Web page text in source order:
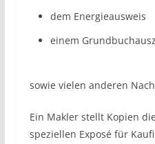
dem Energieausweis
einem
sowie vielen anderen
Ein Makler stellt Kopien
speziellen Exposé für